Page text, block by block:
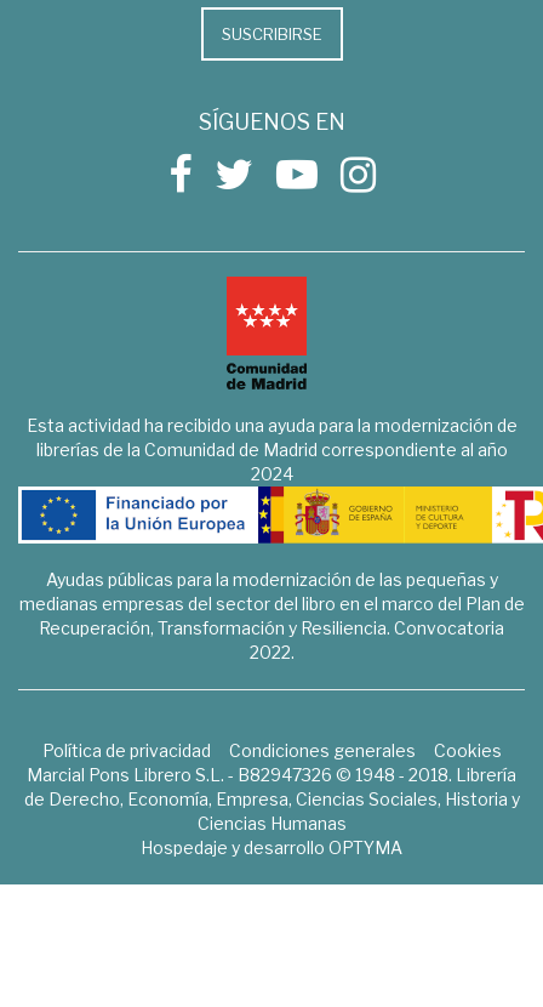
SUSCRIBIRSE
SÍGUENOS EN
Esta actividad ha recibido una ayuda para la modernización de
librerías de la Comunidad de Madrid correspondiente al año
2024
Ayudas públicas para la modernización de las pequeñas y
medianas empresas del sector del libro en el marco del Plan de
Recuperación, Transformación y Resiliencia. Convocatoria
2022.
Política de privacidad Condiciones generales
Cookies
Marcial Pons Librero S.L. - B82947326 © 1948 - 2018. Librería
de Derecho, Economía, Empresa, Ciencias Sociales, Historia y
Ciencias Humanas
Hospedaje y desarrollo OPTYMA